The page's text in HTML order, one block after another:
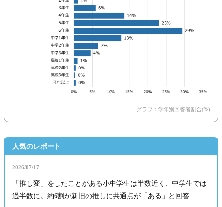
グラフ：学年別回答者割合(%)
人気のレポート
2026/07/17
「推し変」をしたことがある小中学生は半数近く、中学生では
過半数に。約6割が新旧の推しに共通点が「ある」と回答